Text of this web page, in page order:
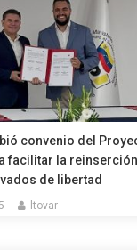
convenio del
facilitar la reinserción
de libertad
ltovar